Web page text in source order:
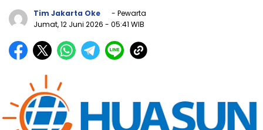
Tim Jakarta Oke
- Pewarta
Jumat, 12 Juni 2026 - 05:41 WIB